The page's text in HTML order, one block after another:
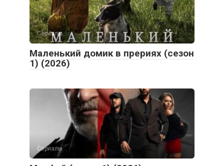
Сериалы
Маленький домик в прериях (сезон
1) (2026)
Сериалы